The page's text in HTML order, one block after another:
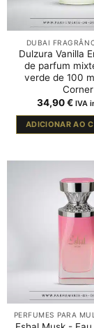
DUBAI
Dulzura Vanilla
de parfum
verde de 100
Corner
34,90€ IVA
ADICIONAR AO